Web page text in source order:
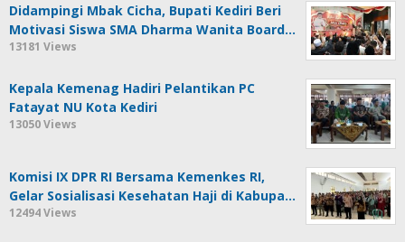
Didampingi Mbak Cicha, Bupati Kediri Beri
Motivasi Siswa SMA Dharma Wanita Board…
13181 Views
Kepala Kemenag Hadiri Pelantikan PC
Fatayat NU Kota Kediri
13050 Views
Komisi IX DPR RI Bersama Kemenkes RI,
Gelar Sosialisasi Kesehatan Haji di Kabupa…
12494 Views